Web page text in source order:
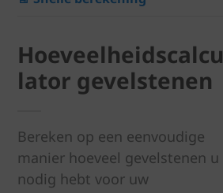
Hoeveelheidscalcu
lator gevelstenen
Bereken op een eenvoudige
manier hoeveel gevelstenen u
nodig hebt voor uw